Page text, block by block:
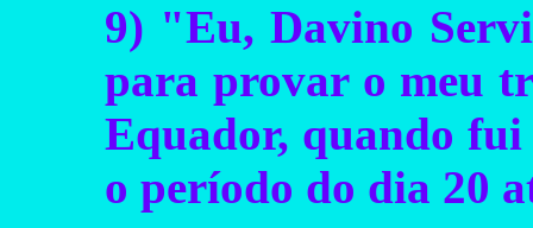
9) "Eu, Davino
para provar o meu
Equador, quando
o período do dia 20